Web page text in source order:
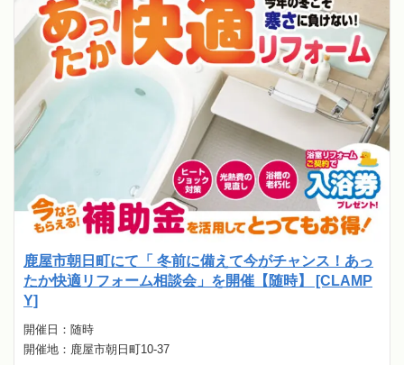
鹿屋市朝日町にて「 冬前に備えて今がチャンス！あっ
たか快適リフォーム相談会」を開催【随時】 [CLAMP
Y]
開催日：随時
開催地：鹿屋市朝日町10-37